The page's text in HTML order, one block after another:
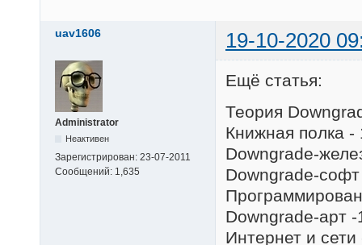
uav1606 19-10-2020
Administrator
Неактивен
Зарегистрирован: 23-07-2011
Сообщений: 1,635
Ещё статья:
Теория
Книжная полка -
Downgrade-
Downgrade-
Downgrade-арт -
Интернет и сети